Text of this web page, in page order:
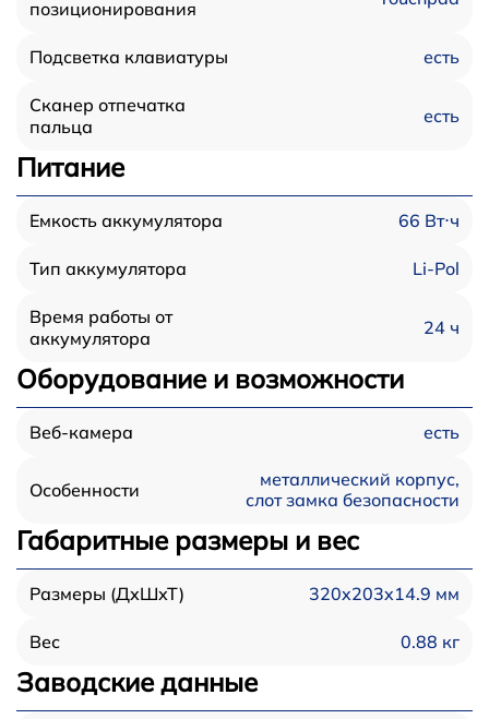
позиционирования
Подсветка клавиатуры есть
Сканер отпечатка
пальца
есть
Питание
Емкость аккумулятора 66 Вт⋅ч
Тип аккумулятора Li-Pol
Время работы от
аккумулятора
24 ч
Оборудование и возможности
Веб-камера есть
Особенности
металлический корпус,
слот замка безопасности
Габаритные размеры и вес
Размеры (ДхШхТ) 320x203x14.9 мм
Вес 0.88 кг
Заводские данные